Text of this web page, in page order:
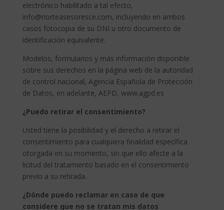
electrónico habilitado a tal efecto,
info@norteasesoresce.com, incluyendo en ambos
casos fotocopia de su DNI u otro documento de
identificación equivalente.
Modelos, formularios y más información disponible
sobre sus derechos en la página web de la autoridad
de control nacional, Agencia Española de Protección
de Datos, en adelante, AEPD, www.agpd.es
¿Puedo retirar el consentimiento?
Usted tiene la posibilidad y el derecho a retirar el
consentimiento para cualquiera finalidad específica
otorgada en su momento, sin que ello afecte a la
licitud del tratamiento basado en el consentimiento
previo a su retirada.
¿Dónde puedo reclamar en caso de que
considere que no se tratan mis datos